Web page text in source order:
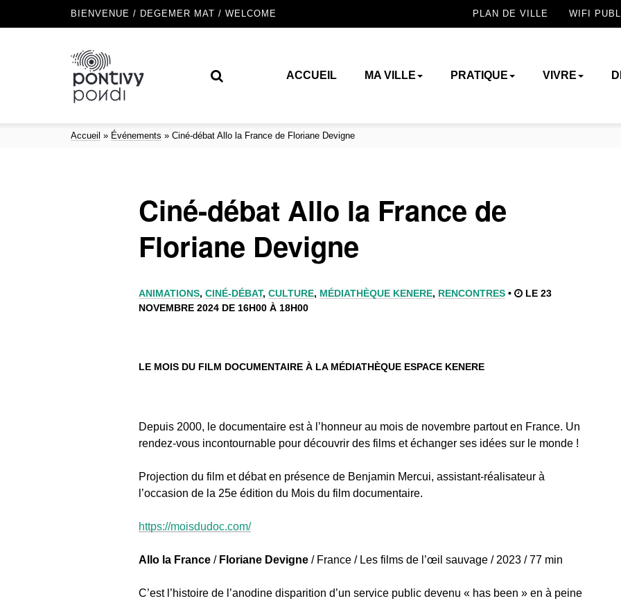
BIENVENUE / DEGEMER MAT / WELCOME PLAN DE VILLE WIFI
ACCUEIL MA VILLE PRATIQUE VIVRE
Accueil » Événements » Ciné-débat Allo la France de Floriane Devigne
Ciné-débat Allo la France de
Floriane Devigne
ANIMATIONS, CINÉ-DÉBAT, CULTURE, MÉDIATHÈQUE KENERE, RENCONTRES•
LE 23
NOVEMBRE 2024 DE 16H00 À 18H00
LE MOIS DU FILM DOCUMENTAIRE À LA MÉDIATHÈQUE ESPACE KENERE
Depuis 2000, le documentaire est à l’honneur au mois de novembre partout en France. Un
rendez-vous incontournable pour découvrir des films et échanger ses idées sur le monde !
Projection du film et débat en présence de Benjamin Mercui, assistant-réalisateur à
l’occasion de la 25e édition du Mois du film documentaire.
https://moisdudoc.com/
Allo la France/ Floriane Devigne/ France / Les films de l’œil sauvage / 2023 / 77 min
C’est l’histoire de l’anodine disparition d’un service public devenu « has been » en à peine